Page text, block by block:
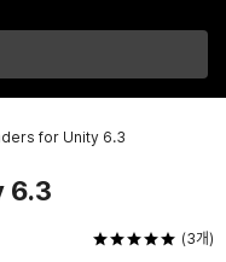
for Unity 6.3
6.3
(3개)